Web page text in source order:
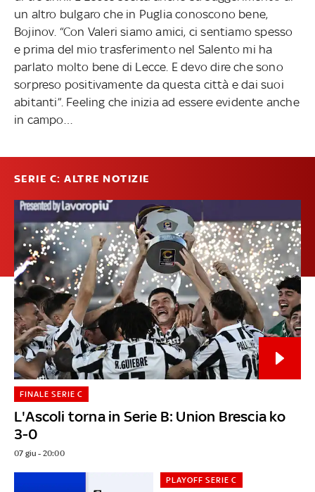
un altro bulgaro che in Puglia conoscono bene,
Bojinov. “Con Valeri siamo amici, ci sentiamo spesso
e prima del mio trasferimento nel Salento mi ha
parlato molto bene di Lecce. E devo dire che sono
sorpreso positivamente da questa città e dai suoi
abitanti”. Feeling che inizia ad essere evidente anche
in campo…
SERIE C: ALTRE NOTIZIE
L'Ascoli torna in Serie B: Union Brescia ko
3-0
FINALE SERIE C
07 giu - 20:00
PLAYOFF SERIE C